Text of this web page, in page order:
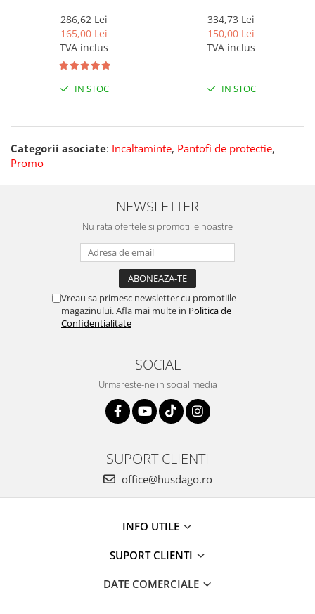
286,62 Lei
165,00 Lei
TVA inclus
IN STOC
Flytex S1P ESD SRC
334,73 Lei
150,00 Lei
TVA inclus
IN STOC
Categorii asociate: Incaltaminte, Pantofi de protectie,
Promo
NEWSLETTER
Nu rata ofertele si promotiile noastre
Vreau sa primesc newsletter cu promotiile
magazinului. Afla mai multe in Politica de
Confidentialitate
SOCIAL
Urmareste-ne in social media
SUPORT CLIENTI
office@husdago.ro
INFO UTILE
SUPORT CLIENTI
DATE COMERCIALE